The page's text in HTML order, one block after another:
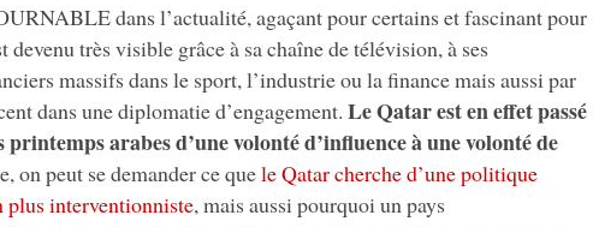
dans l’actualité, agaçant pour certains et fascinant pour
devenu très visible grâce à sa chaîne de télévision, à ses
massifs dans le sport, l’industrie ou la finance mais aussi par
dans une diplomatie d’engagement. Le Qatar est en effet passé
printemps arabes d’une volonté d’influence à une volonté de
on peut se demander ce quele Qatar cherche d’une politique
plus interventionniste, mais aussi pourquoi un pays